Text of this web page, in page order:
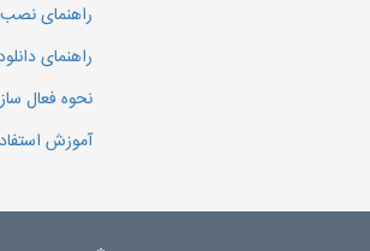
راهنمای نصب
راهنمای
نحوه فعال
آموزش